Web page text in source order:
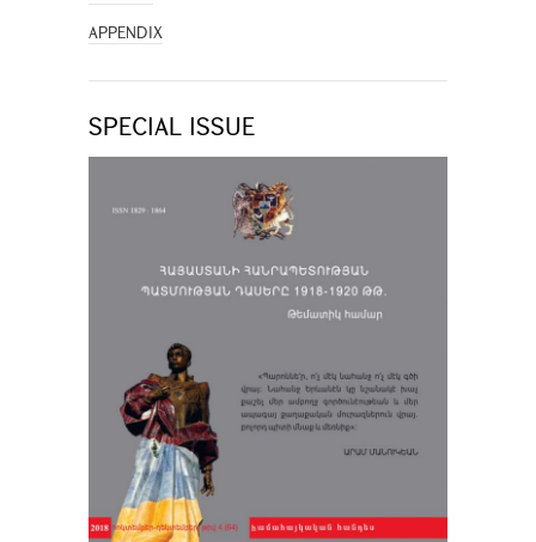
APPENDIX
SPECIAL ISSUE